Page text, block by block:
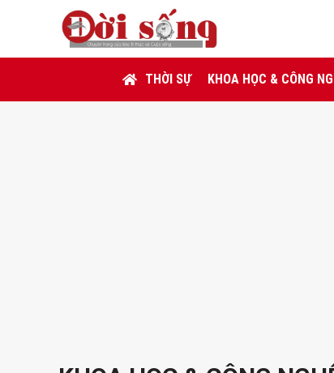
THỜI SỰ KHOA HỌC & CÔNG